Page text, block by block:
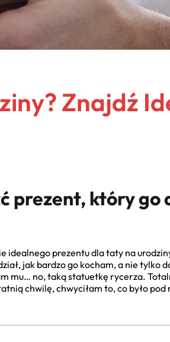
Znajdź
prezent, który go
idealnego prezentu dla taty na
jak bardzo go kocham, a nie tylko
mu… no, taką statuetkę rycerza.
chwilę, chwyciłam to, co było pod